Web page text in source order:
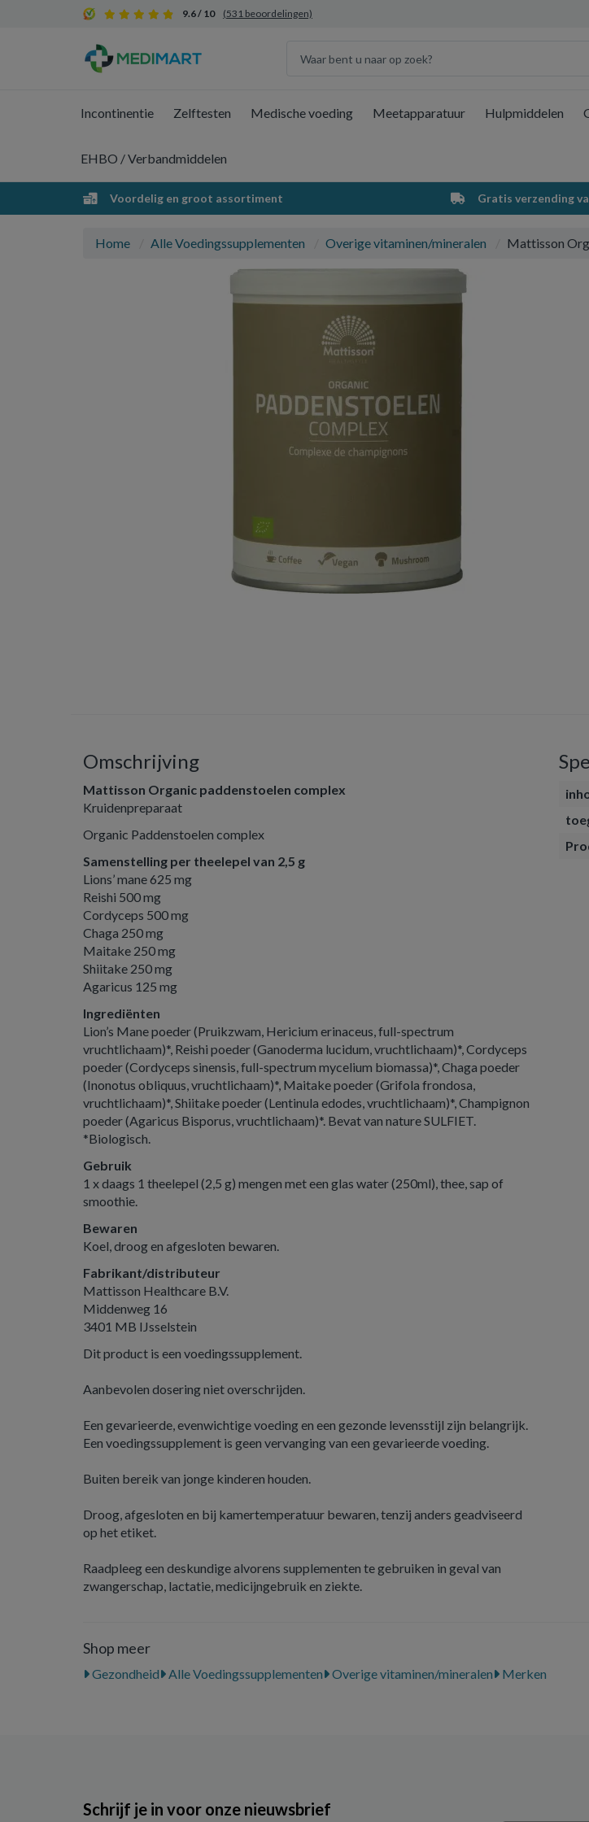
9.6 / 10 (531 beoordelingen)
Incontinentie Zelftesten Medische voeding Meetapparatuur Hulpmiddelen
EHBO / Verbandmiddelen
Voordelig en groot assortiment Gratis verzending
Home Alle Voedingssupplementen Overige vitaminen/mineralen Mattisson
Omschrijving
Mattisson Organic paddenstoelen complex
Kruidenpreparaat
Organic Paddenstoelen complex
Samenstelling per theelepel van 2,5 g
Lions’ mane 625 mg
Reishi 500 mg
Cordyceps 500 mg
Chaga 250 mg
Maitake 250 mg
Shiitake 250 mg
Agaricus 125 mg
Ingrediënten
Lion’s Mane poeder (Pruikzwam, Hericium erinaceus, full-spectrum
vruchtlichaam)*, Reishi poeder (Ganoderma lucidum, vruchtlichaam)*, Cordyceps
poeder (Cordyceps sinensis, full-spectrum mycelium biomassa)*, Chaga poeder
(Inonotus obliquus, vruchtlichaam)*, Maitake poeder (Grifola frondosa,
vruchtlichaam)*, Shiitake poeder (Lentinula edodes, vruchtlichaam)*, Champignon
poeder (Agaricus Bisporus, vruchtlichaam)*. Bevat van nature SULFIET.
*Biologisch.
Gebruik
1 x daags 1 theelepel (2,5 g) mengen met een glas water (250ml), thee, sap of
smoothie.
Bewaren
Koel, droog en afgesloten bewaren.
Fabrikant/distributeur
Mattisson Healthcare B.V.
Middenweg 16
3401 MB IJsselstein
Dit product is een voedingssupplement.
Aanbevolen dosering niet overschrijden.
Een gevarieerde, evenwichtige voeding en een gezonde levensstijl zijn belangrijk.
Een voedingssupplement is geen vervanging van een gevarieerde voeding.
Buiten bereik van jonge kinderen houden.
Droog, afgesloten en bij kamertemperatuur bewaren, tenzij anders geadviseerd
op het etiket.
Raadpleeg een deskundige alvorens supplementen te gebruiken in geval van
zwangerschap, lactatie, medicijngebruik en ziekte.
Shop meer
Gezondheid Alle Voedingssupplementen Overige vitaminen/mineralen Merken
Schrijf je in voor onze nieuwsbrief